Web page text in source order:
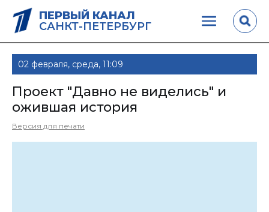
ПЕРВЫЙ КАНАЛ
САНКТ-ПЕТЕРБУРГ
02 февраля, среда, 11:09
Проект "Давно не виделись" и
ожившая история
Версия для печати